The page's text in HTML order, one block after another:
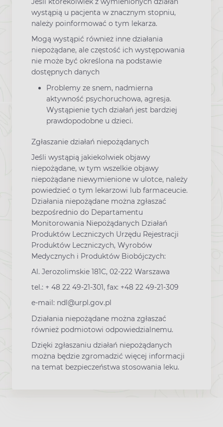
wystąpią u pacjenta w znacznym stopniu,
należy poinformować o tym lekarza.
Mogą wystąpić również inne działania
niepożądane, ale częstość ich występowania
nie może być określona na podstawie
dostępnych danych
Problemy ze snem, nadmierna
aktywność psychoruchowa, agresja.
Wystąpienie tych działań jest bardziej
prawdopodobne u dzieci.
Zgłaszanie działań niepożądanych
Jeśli wystąpią jakiekolwiek objawy
niepożądane, w tym wszelkie objawy
niepożądane niewymienione w ulotce, należy
powiedzieć o tym lekarzowi lub farmaceucie.
Działania niepożądane można zgłaszać
bezpośrednio do Departamentu
Monitorowania Niepożądanych Działań
Produktów Leczniczych Urzędu Rejestracji
Produktów Leczniczych, Wyrobów
Medycznych i Produktów Biobójczych:
Al. Jerozolimskie 181C, 02-222 Warszawa
tel.: + 48 22 49-21-301, fax: +48 22 49-21-309
e-mail: ndl@urpl.gov.pl
Działania niepożądane można zgłaszać
również podmiotowi odpowiedzialnemu.
Dzięki zgłaszaniu działań niepożądanych
można będzie zgromadzić więcej informacji
na temat bezpieczeństwa stosowania leku.